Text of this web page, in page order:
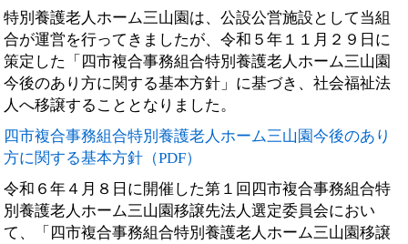
特別養護老人ホーム三山園は、公設公営施設として当組
合が運営を行ってきましたが、令和５年１１月２９日に
策定した「四市複合事務組合特別養護老人ホーム三山園
今後のあり方に関する基本方針」に基づき、社会福祉法
人へ移譲することとなりました。
四市複合事務組合特別養護老人ホーム三山園今後のあり
方に関する基本方針（PDF）
令和６年４月８日に開催した第１回四市複合事務組合特
別養護老人ホーム三山園移譲先法人選定委員会におい
て、「四市複合事務組合特別養護老人ホーム三山園移譲